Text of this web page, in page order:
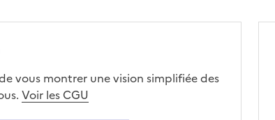
vous montrer une vision simplifiée des
Voir les CGU